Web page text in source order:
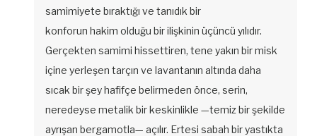
samimiyete bıraktığı ve tanıdık bir
konforun hakim olduğu bir ilişkinin üçüncü yılıdır.
Gerçekten samimi hissettiren, tene yakın bir misk
içine yerleşen tarçın ve lavantanın altında daha
sıcak bir şey hafifçe belirmeden önce, serin,
neredeyse metalik bir keskinlikle —temiz bir şekilde
ayrışan bergamotla— açılır. Ertesi sabah bir yastıkta